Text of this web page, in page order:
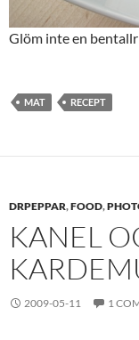
Glöm inte en
MAT RECEPT
DRPEPPAR,FOOD,
KANEL
2009-05-11 1